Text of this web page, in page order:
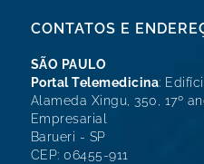
CONTATOS E
SÃO PAULO
Portal Telemedicina:
Alameda Xingu, 350, 17º
Empresarial
Barueri - SP
CEP: 06455-911